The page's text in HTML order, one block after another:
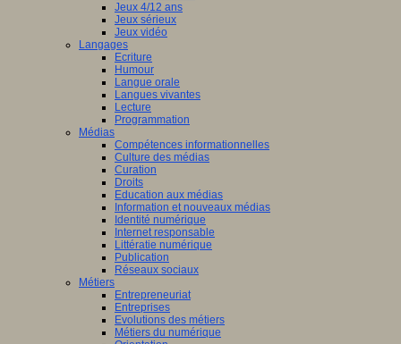
Jeux 4/12 ans
Jeux sérieux
Jeux vidéo
Langages
Ecriture
Humour
Langue orale
Langues vivantes
Lecture
Programmation
Médias
Compétences informationnelles
Culture des médias
Curation
Droits
Education aux médias
Information et nouveaux médias
Identité numérique
Internet responsable
Littératie numérique
Publication
Réseaux sociaux
Métiers
Entrepreneuriat
Entreprises
Evolutions des métiers
Métiers du numérique